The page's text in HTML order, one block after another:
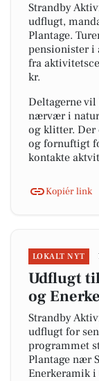
Strandby
udflugt,
Plantage.
pensionister i
fra
kr.
Deltagerne
nærvær i
og klitter. Der
og fornuftigt
kontakte
Kopiér link
LOKALT NYT
Udflugt
og
Strandby
udflugt for
programmet
Plantage nær
Enerkeramik i